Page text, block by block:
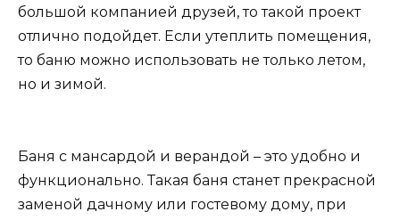
большой компанией друзей, то такой проект
отлично подойдет. Если утеплить помещения,
то баню можно использовать не только летом,
но и зимой.
Баня с мансардой и верандой – это удобно и
функционально. Такая баня станет прекрасной
заменой дачному или гостевому дому, при